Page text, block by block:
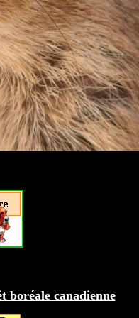
boréale canadienne